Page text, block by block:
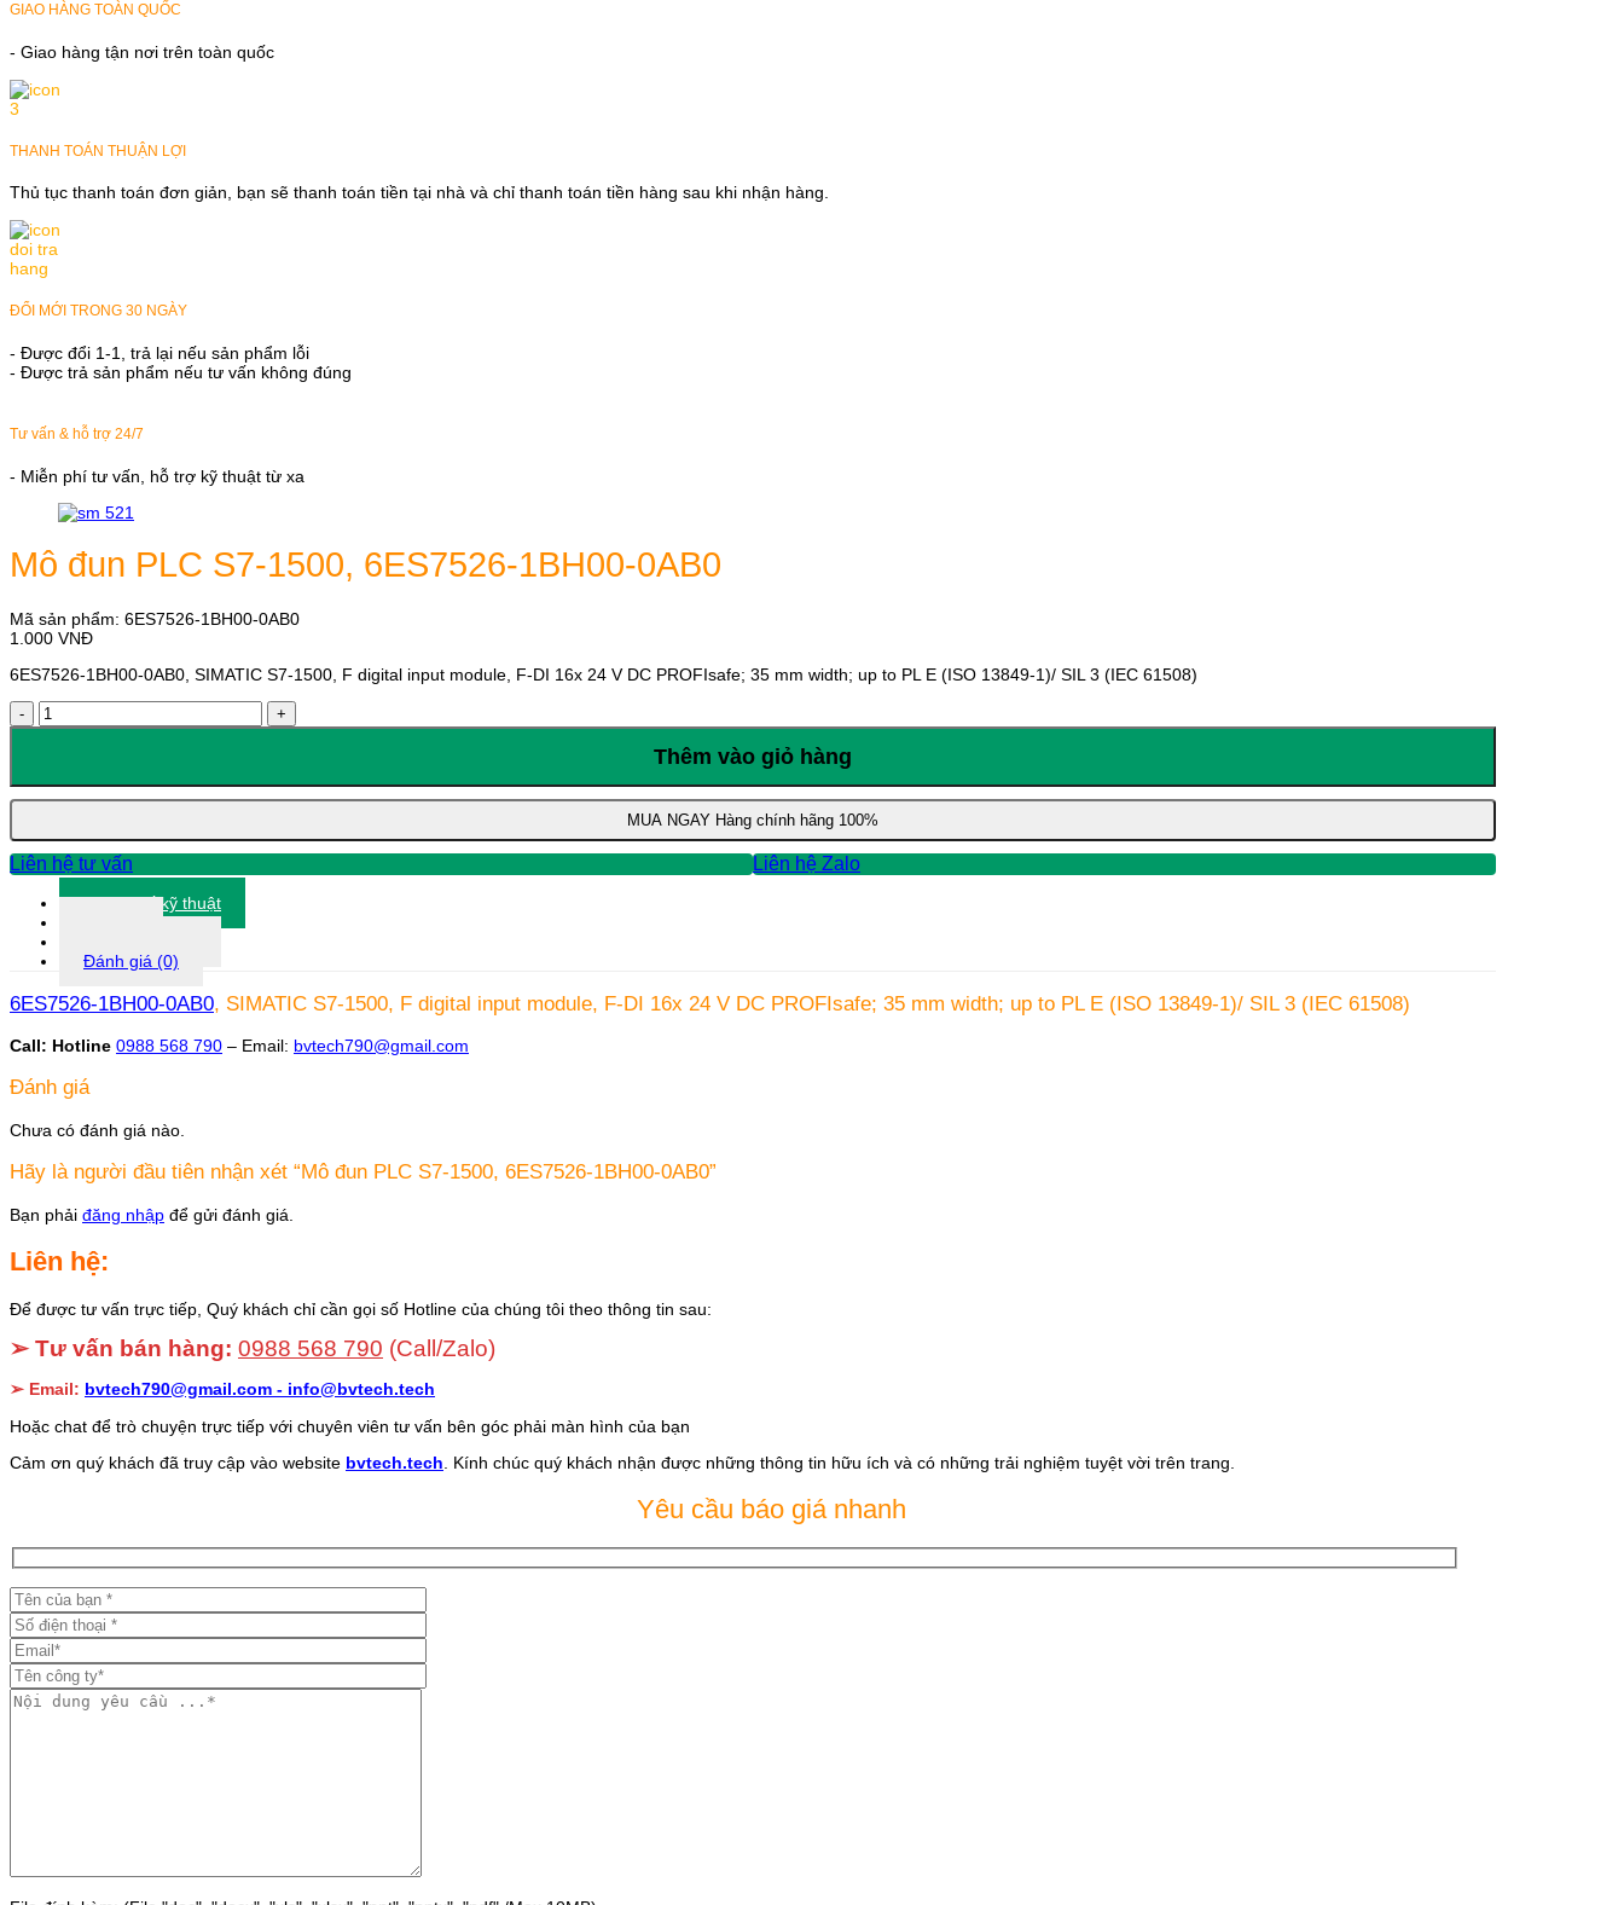
GIAO HÀNG TOÀN QUỐC
- Giao hàng tận nơi trên toàn quốc
THANH TOÁN THUẬN LỢI
Thủ tục thanh toán đơn giản, bạn sẽ thanh toán tiền tại nhà và chỉ thanh toán tiền hàng sau khi nhận hàng.
ĐỔI MỚI TRONG 30 NGÀY
- Được đổi 1-1, trả lại nếu sản phẩm lỗi
- Được trả sản phẩm nếu tư vấn không đúng
Tư vấn & hỗ trợ 24/7
- Miễn phí tư vấn, hỗ trợ kỹ thuật từ xa
Mô đun PLC S7-1500, 6ES7526-1BH00-0AB0
Mã sản phẩm: 6ES7526-1BH00-0AB0
1.000 VNĐ
6ES7526-1BH00-0AB0, SIMATIC S7-1500, F digital input module, F-DI 16x 24 V DC PROFIsafe; 35 mm width; up to PL E (ISO 13849-1)/ SIL 3 (IEC 61508)
Mô
đun
1500,
6ES7526-
0AB0
số
lượng
Thêm vào giỏ hàng
MUA NGAY Hàng chính hãng 100%
Liên hệ tư vấn Liên hệ Zalo
Thông số kỹ thuật
Đánh giá (0)
6ES7526-1BH00-0AB0, SIMATIC S7-1500, F digital input module, F-DI 16x 24 V DC PROFIsafe; 35 mm width; up to PL E (ISO 13849-1)/ SIL 3 (IEC 61508)
Call: Hotline 0988 568 790 – Email: bvtech790@gmail.com
Đánh giá
Chưa có đánh giá nào.
Hãy là người đầu tiên nhận xét “Mô đun PLC S7-1500, 6ES7526-1BH00-0AB0”
Bạn phải đăng nhập để gửi đánh giá.
Liên hệ:
Để được tư vấn trực tiếp, Quý khách chỉ cần gọi số Hotline của chúng tôi theo thông tin sau:
➢ Tư vấn bán hàng: 0988 568 790 (Call/Zalo)
➢ Email: bvtech790@gmail.com - info@bvtech.tech
Hoặc chat để trò chuyện trực tiếp với chuyên viên tư vấn bên góc phải màn hình của bạn
Cảm ơn quý khách đã truy cập vào website bvtech.tech. Kính chúc quý khách nhận được những thông tin hữu ích và có những trải nghiệm tuyệt vời trên trang.
Yêu cầu báo giá nhanh